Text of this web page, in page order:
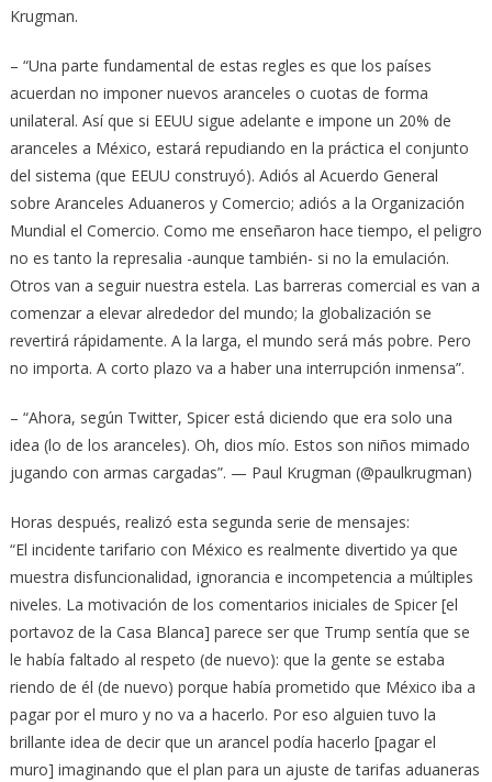
Krugman.
– “Una parte fundamental de estas regles es que los países
acuerdan no imponer nuevos aranceles o cuotas de forma
unilateral. Así que si EEUU sigue adelante e impone un 20% de
aranceles a México, estará repudiando en la práctica el conjunto
del sistema (que EEUU construyó). Adiós al Acuerdo General
sobre Aranceles Aduaneros y Comercio; adiós a la Organización
Mundial el Comercio. Como me enseñaron hace tiempo, el peligro
no es tanto la represalia -aunque también- si no la emulación.
Otros van a seguir nuestra estela. Las barreras comercial es van a
comenzar a elevar alrededor del mundo; la globalización se
revertirá rápidamente. A la larga, el mundo será más pobre. Pero
no importa. A corto plazo va a haber una interrupción inmensa”.
– “Ahora, según Twitter, Spicer está diciendo que era solo una
idea (lo de los aranceles). Oh, dios mío. Estos son niños mimado
jugando con armas cargadas”. — Paul Krugman (@paulkrugman)
Horas después, realizó esta segunda serie de mensajes:
“El incidente tarifario con México es realmente divertido ya que
muestra disfuncionalidad, ignorancia e incompetencia a múltiples
niveles. La motivación de los comentarios iniciales de Spicer [el
portavoz de la Casa Blanca] parece ser que Trump sentía que se
le había faltado al respeto (de nuevo): que la gente se estaba
riendo de él (de nuevo) porque había prometido que México iba a
pagar por el muro y no va a hacerlo. Por eso alguien tuvo la
brillante idea de decir que un arancel podía hacerlo [pagar el
muro] imaginando que el plan para un ajuste de tarifas aduaneras